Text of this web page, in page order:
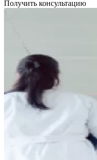
Получить консультацию